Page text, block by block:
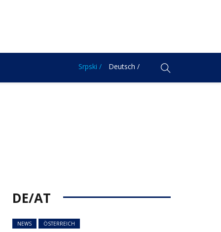
Srpski / Deutsch /
DE/AT
NEWS ÖSTERREICH